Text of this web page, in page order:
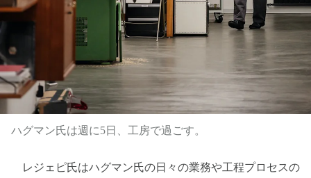
ハグマン氏は週に5日、工房で過ごす。
レジェピ氏はハグマン氏の日々の業務や工程プロセスの